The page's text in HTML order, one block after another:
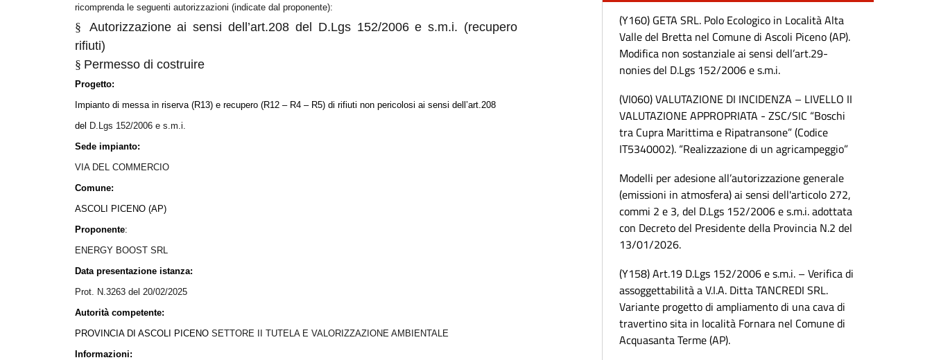
ricomprenda le seguenti autorizzazioni (indicate dal proponente):
§
Autorizzazione ai sensi dell’art.208 del D.Lgs 152/2006 e s.m.i. (recupero
rifiuti)
§ Permesso di costruire
Progetto:
Impianto di messa in riserva (R13) e recupero (R12 – R4 – R5) di rifiuti non pericolosi ai sensi dell’art.208
del D.Lgs 152/2006 e s.m.i.
Sede impianto:
VIA DEL COMMERCIO
Comune:
ASCOLI PICENO (AP)
Proponente:
ENERGY BOOST SRL
Data presentazione istanza:
Prot. N.3263 del 20/02/2025
Autorità competente:
PROVINCIA DI ASCOLI PICENO SETTORE II TUTELA E VALORIZZAZIONE AMBIENTALE
Informazioni:
(Y160) GETA SRL. Polo Ecologico in Località Alta
Valle del Bretta nel Comune di Ascoli Piceno (AP).
Modifica non sostanziale ai sensi dell’art.29-
nonies del D.Lgs 152/2006 e s.m.i.
(VI060) VALUTAZIONE DI INCIDENZA – LIVELLO II
VALUTAZIONE APPROPRIATA - ZSC/SIC “Boschi
tra Cupra Marittima e Ripatransone” (Codice
IT5340002). “Realizzazione di un agricampeggio”
Modelli per adesione all’autorizzazione generale
(emissioni in atmosfera) ai sensi dell'articolo 272,
commi 2 e 3, del D.Lgs 152/2006 e s.m.i. adottata
con Decreto del Presidente della Provincia N.2 del
13/01/2026.
(Y158) Art.19 D.Lgs 152/2006 e s.m.i. – Verifica di
assoggettabilità a V.I.A. Ditta TANCREDI SRL.
Variante progetto di ampliamento di una cava di
travertino sita in località Fornara nel Comune di
Acquasanta Terme (AP).